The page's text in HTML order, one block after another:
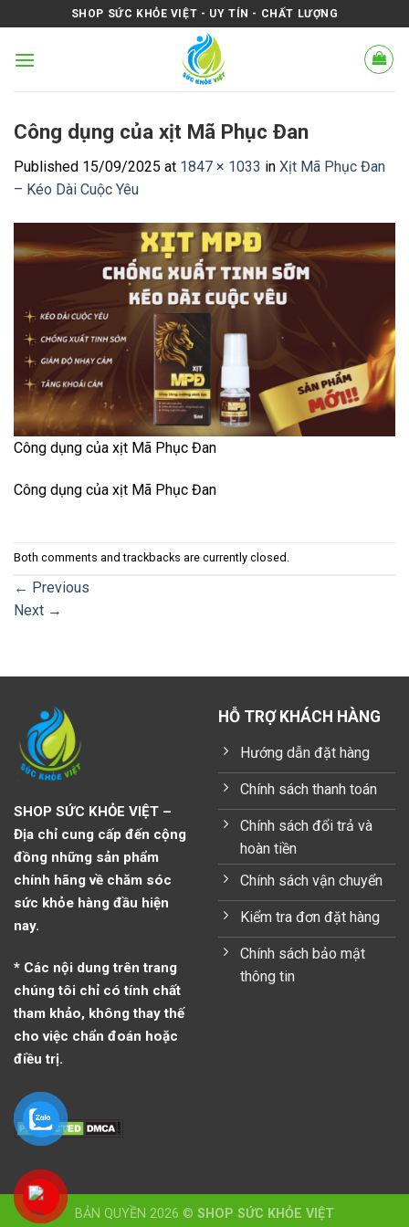
to
content
SHOP SỨC KHỎE VIỆT - UY TÍN - CHẤT LƯỢNG
Công dụng của xịt Mã Phục Đan
Published 15/09/2025 at 1847 × 1033 in Xịt Mã Phục Đan
– Kéo Dài Cuộc Yêu
Công dụng của xịt Mã Phục Đan
Công dụng của xịt Mã Phục Đan
Both comments and trackbacks are currently closed.
← Previous
Next →
SHOP SỨC KHỎE VIỆT –
Địa chỉ cung cấp đến cộng
đồng những sản phẩm
chính hãng về chăm sóc
sức khỏe hàng đầu hiện
nay.
* Các nội dung trên trang
chúng tôi chỉ có tính chất
tham khảo, không thay thế
cho việc chẩn đoán hoặc
điều trị.
HỖ TRỢ KHÁCH HÀNG
Hướng dẫn đặt hàng
Chính sách thanh toán
Chính sách đổi trả và
hoàn tiền
Chính sách vận chuyển
Kiểm tra đơn đặt hàng
Chính sách bảo mật
thông tin
BẢN QUYỀN 2026 © SHOP SỨC KHỎE VIỆT